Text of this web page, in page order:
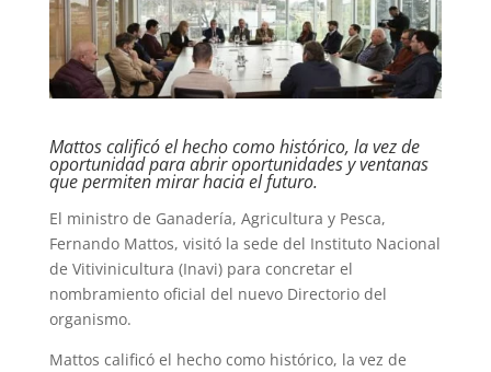
Mattos calificó el hecho como histórico, la vez de
oportunidad para abrir oportunidades y ventanas
que permiten mirar hacia el futuro.
El ministro de Ganadería, Agricultura y Pesca,
Fernando Mattos, visitó la sede del Instituto Nacional
de Vitivinicultura (Inavi) para concretar el
nombramiento oficial del nuevo Directorio del
organismo.
Mattos calificó el hecho como histórico, la vez de